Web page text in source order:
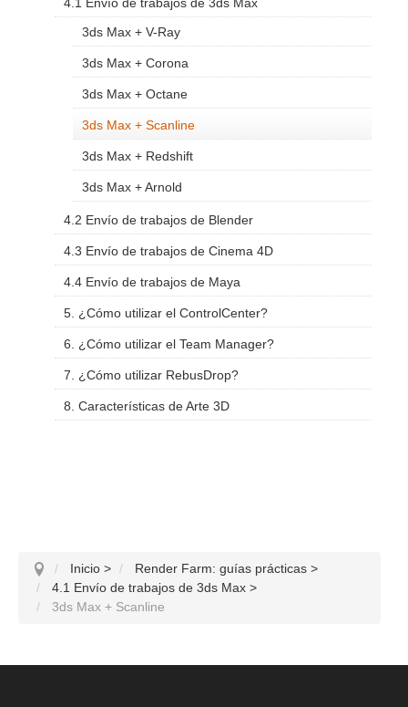
3ds Max + V-Ray
3ds Max + Corona
3ds Max + Octane
3ds Max + Scanline
3ds Max + Redshift
3ds Max + Arnold
4.2 Envío de trabajos de Blender
4.3 Envío de trabajos de Cinema 4D
4.4 Envío de trabajos de Maya
5. ¿Cómo utilizar el ControlCenter?
6. ¿Cómo utilizar el Team Manager?
7. ¿Cómo utilizar RebusDrop?
8. Características de Arte 3D
Inicio > Render Farm: guías prácticas >
4.1 Envío de trabajos de 3ds Max >
3ds Max + Scanline